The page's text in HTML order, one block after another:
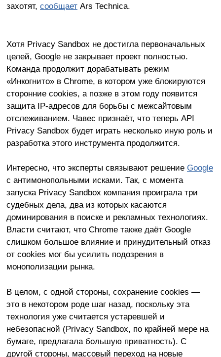
захотят, сообщаетArs Technica.
Хотя Privacy Sandbox не достигла первоначальных
целей, Google не закрывает проект полностью.
Команда продолжит дорабатывать режим
«Инкогнито» в Chrome, в котором уже блокируются
сторонние cookies, а позже в этом году появится
защита IP-адресов для борьбы с межсайтовым
отслеживанием. Чавес признаёт, что теперь API
Privacy Sandbox будет играть несколько иную роль и
разработка этого инструмента продолжится.
Интересно, что эксперты связывают решение Google
с антимонопольными исками. Так, с момента
запуска Privacy Sandbox компания проиграла три
судебных дела, два из которых касаются
доминирования в поиске и рекламных технологиях.
Власти считают, что Chrome также даёт Google
слишком большое влияние и принудительный отказ
от cookies мог бы усилить подозрения в
монополизации рынка.
В целом, с одной стороны, сохранение cookies —
это в некотором роде шаг назад, поскольку эта
технология уже считается устаревшей и
небезопасной (Privacy Sandbox, по крайней мере на
бумаге, предлагала большую приватность). С
другой стороны, массовый переход на новые